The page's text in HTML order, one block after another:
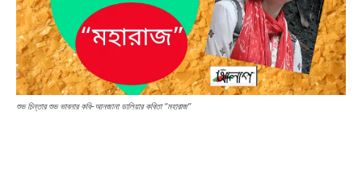
শুভ চিন্তার শুভ ভাবনার কবি-আনজানা ডালিয়ার কবিতা “মহারাজ”